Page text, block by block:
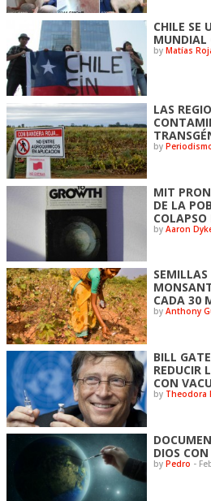
CHILE SE
MUNDIAL
byMatías
LAS
by
MIT
DE LA
byAaron
CADA 30
byAnthony
BILL
REDUCIR
CON
by Theodora
DIOS
byPedro -